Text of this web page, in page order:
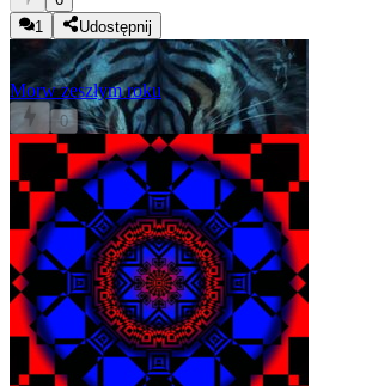
1
Udostępnij
Morw zeszłym roku
0